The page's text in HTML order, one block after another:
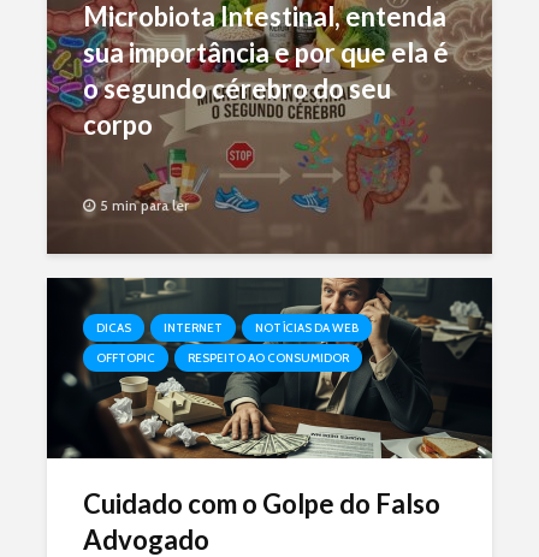
Microbiota Intestinal, entenda
sua importância e por que ela é
o segundo cérebro do seu
corpo
5 min para ler
DICAS INTERNET
NOTÍCIAS DA WEB
OFFTOPIC
RESPEITO AO CONSUMIDOR
Cuidado com o Golpe do Falso
Advogado